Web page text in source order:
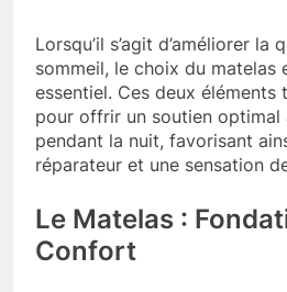
Lorsqu’il s’agit d’améliorer la
sommeil, le choix du matelas
essentiel. Ces deux éléments
pour offrir un soutien optimal
pendant la nuit, favorisant
réparateur et une sensation
Le Matelas :
Confort